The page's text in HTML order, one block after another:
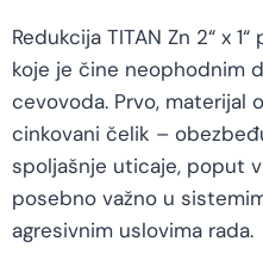
Redukcija TITAN Zn 2“ x
koje je čine neophodnim
cevovoda. Prvo, materijal
cinkovani čelik –
spoljašnje uticaje, poput
posebno važno u
agresivnim uslovima rada.